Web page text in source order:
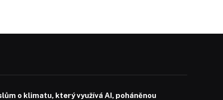
o klimatu, který využívá AI, poháněnou